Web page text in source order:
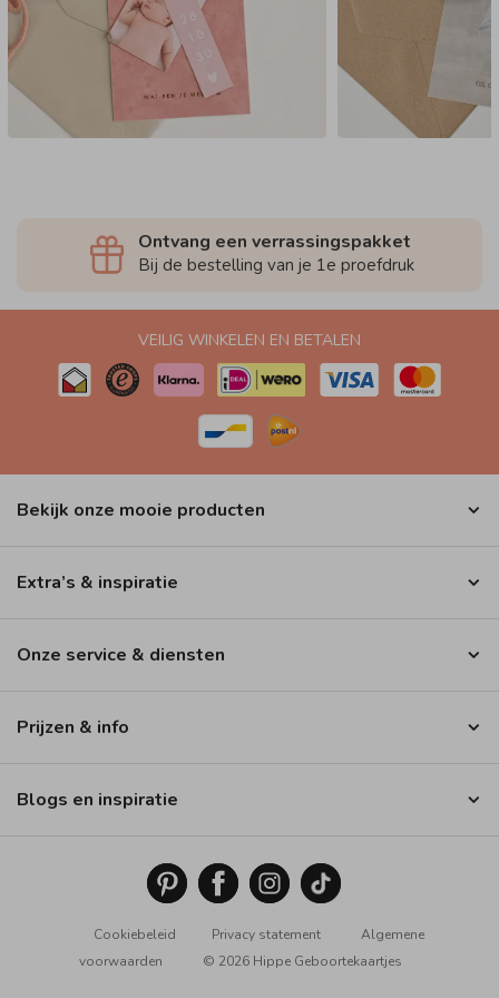
Ontvang een verrassingspakket
Bij de bestelling van je 1e proefdruk
VEILIG WINKELEN EN BETALEN
Bekijk onze mooie producten
Extra’s & inspiratie
Onze service & diensten
Prijzen & info
Blogs en inspiratie
Cookiebeleid Privacy statement
Algemene
voorwaarden
© 2026 Hippe Geboortekaartjes